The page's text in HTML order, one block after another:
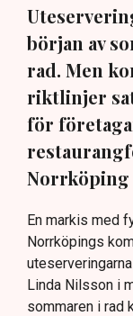
början av
rad. Men
riktlinjer
för
En markis med
Norrköpings
Linda Nilsson i
sommaren i rad